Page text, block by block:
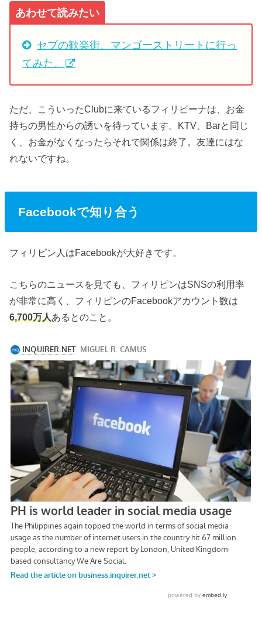
あわせて読みたい
セブの歓楽街、マンゴーストリートに行っ
てみた。
ただ、こういったClubに来ているフィリピーナは、お金
持ちの男性からの誘いを待っています。KTV、Barと同じ
く、お金がなくなったらそれで関係は終了。友達にはな
れないですね。
Facebookで知り合う
フィリピン人はFacebookが大好きです。
こちらのニュースを見ても、フィリピンはSNSの利用率
が非常に高く、フィリピンのFacebookアカウント数は
6,700万人あるとのこと。